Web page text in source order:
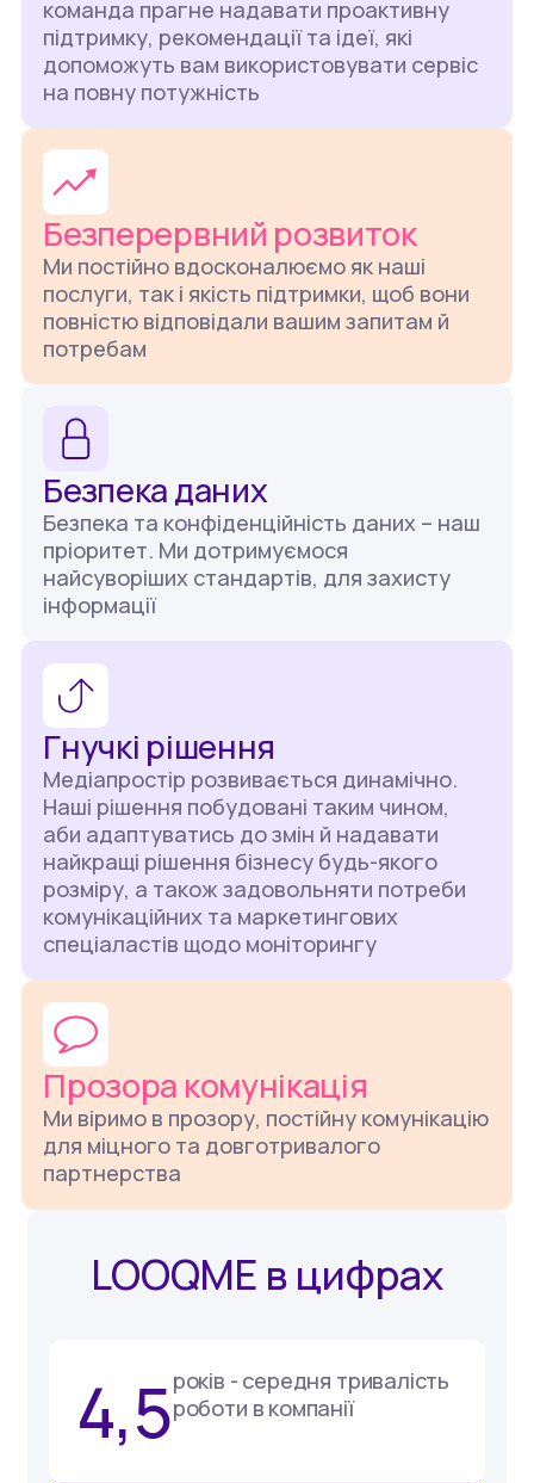
команда прагне надавати проактивну
підтримку, рекомендації та ідеї, які
допоможуть вам використовувати сервіс
на повну потужність
Безперервний розвиток
Ми постійно вдосконалюємо як наші
послуги, так і якість підтримки, щоб вони
повністю відповідали вашим запитам й
потребам
Безпека даних
Безпека та конфіденційність даних – наш
пріоритет. Ми дотримуємося
найсуворіших стандартів, для захисту
інформації
Гнучкі рішення
Медіапростір розвивається динамічно.
Наші рішення побудовані таким чином,
аби адаптуватись до змін й надавати
найкращі рішення бізнесу будь-якого
розміру, а також задовольняти потреби
комунікаційних та маркетингових
спеціаластів щодо моніторингу
Прозора комунікація
Ми віримо в прозору, постійну комунікацію
для міцного та довготривалого
партнерства
LOOQME в цифрах
4,5років - середня тривалість
роботи в компанії